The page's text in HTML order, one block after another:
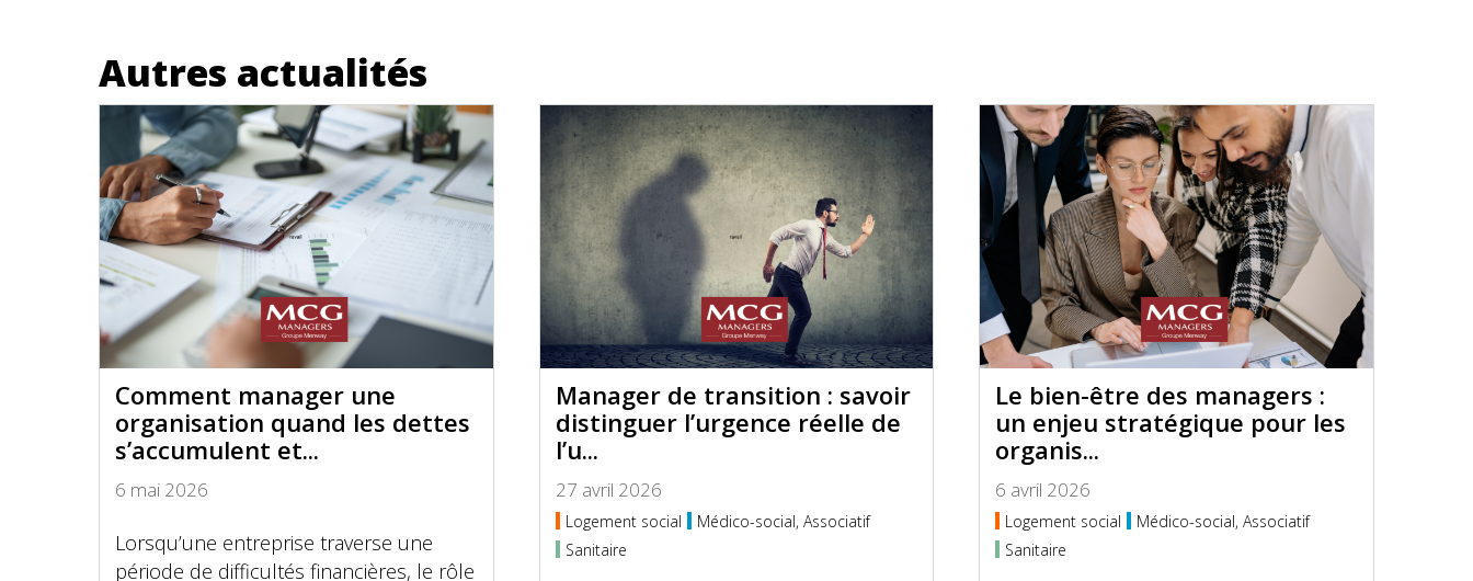
Autres actualités
Comment manager une
organisation quand les dettes
s’accumulent et...
6 mai 2026
Lorsqu’une entreprise traverse une
période de difficultés financières, le rôle
Manager de transition : savoir
distinguer l’urgence réelle de
l’u...
27 avril 2026
Logement social
Médico-social, Associatif
Sanitaire
Le bien-être des managers :
un enjeu stratégique pour les
organis...
6 avril 2026
Logement social
Médico-social, Associatif
Sanitaire